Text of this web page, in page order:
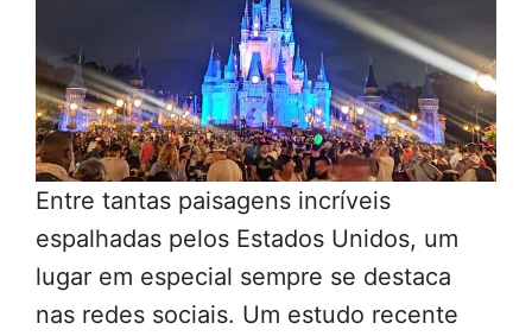
Entre tantas paisagens incríveis
espalhadas pelos Estados Unidos, um
lugar em especial sempre se destaca
nas redes sociais. Um estudo recente